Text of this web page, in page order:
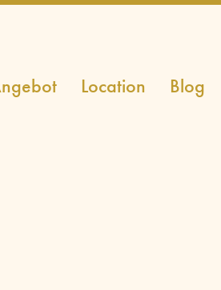
Location Blog